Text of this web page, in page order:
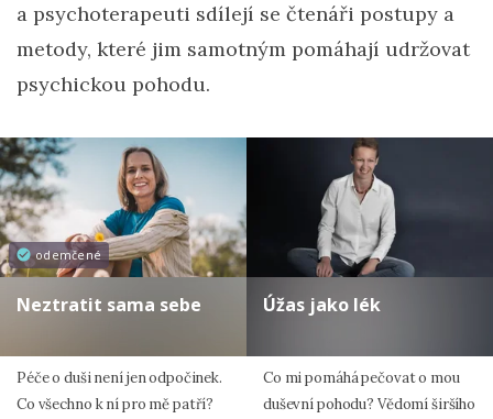
a psychoterapeuti sdílejí se čtenáři postupy a
metody, které jim samotným pomáhají udržovat
psychickou pohodu.
odemčené
Neztratit sama sebe
Péče o duši není jen odpočinek.
Co všechno k ní pro mě patří?
Úžas jako lék
Co mi pomáhá pečovat o mou
duševní pohodu? Vědomí širšího